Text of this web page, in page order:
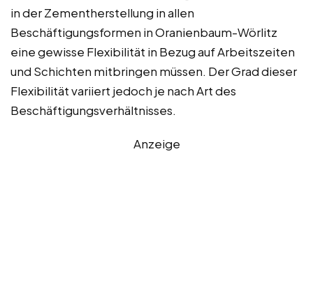
in der Zementherstellung in allen
Beschäftigungsformen in Oranienbaum-Wörlitz
eine gewisse Flexibilität in Bezug auf Arbeitszeiten
und Schichten mitbringen müssen. Der Grad dieser
Flexibilität variiert jedoch je nach Art des
Beschäftigungsverhältnisses.
Anzeige